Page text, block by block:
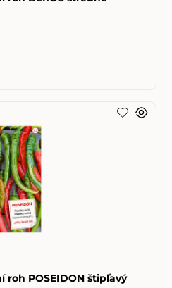
roh POSEIDON štipľavý